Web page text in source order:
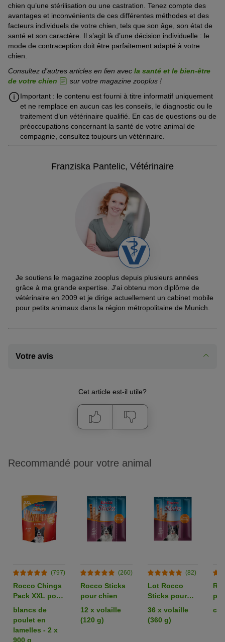
chien qu’une stérilisation ou une castration. Tenez compte des
avantages et inconvénients de ces différentes méthodes et des
facteurs individuels de votre chien, tels que son âge, son état de
santé et son caractère. Il s’agit là d’une décision individuelle : le
mode de contraception doit être parfaitement adapté à votre
chien.
Consultez d’autres articles en lien avec la santé et le bien-être
de votre chien
sur votre magazine zooplus !
Important : le contenu est fourni à titre informatif uniquement
et ne remplace en aucun cas les conseils, le diagnostic ou le
traitement d’un vétérinaire qualifié. En cas de questions ou de
préoccupations concernant la santé de votre animal de
compagnie, consultez toujours un vétérinaire.
Franziska Pantelic, Vétérinaire
Je soutiens le magazine zooplus depuis plusieurs années
grâce à ma grande expertise. J'ai obtenu mon diplôme de
vétérinaire en 2009 et je dirige actuellement un cabinet mobile
pour petits animaux dans la région métropolitaine de Munich.
Votre avis
Cet article est-il utile?
Recommandé pour votre animal
(797)
Rocco Chings
Pack XXL pour
chien
blancs de
poulet en
lamelles - 2 x
900 g
(260)
Rocco Sticks
pour chien
12 x volaille
(120 g)
(82)
Lot Rocco
Sticks pour
chien
36 x volaille
(360 g)